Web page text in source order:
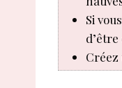
Si
d’être
Créez